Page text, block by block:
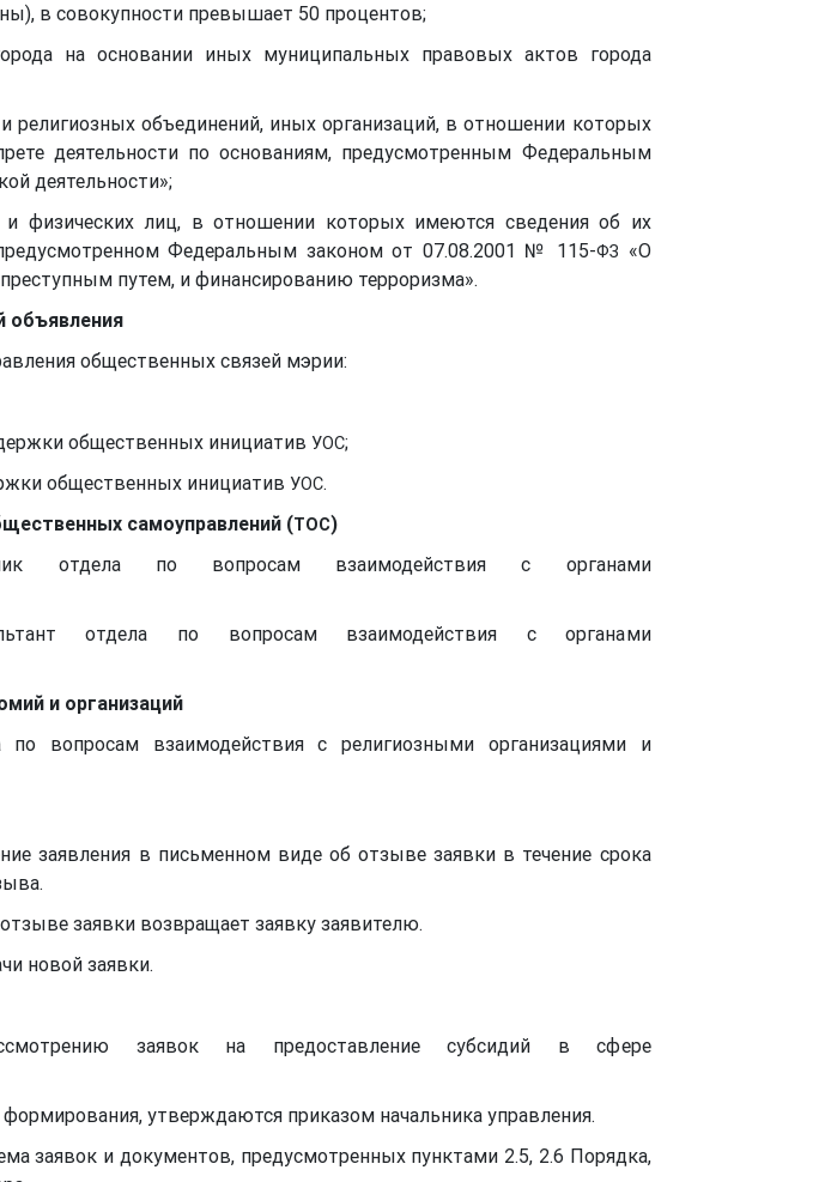
в совокупности превышает 50 процентов;
на основании иных муниципальных правовых актов города
религиозных объединений, иных организаций, в отношении которых
деятельности по основаниям, предусмотренным Федеральным
деятельности»;
и физических лиц, в отношении которых имеются сведения об их
Федеральным законом от 07.08.2001 № 115-ФЗ «О
путем, и финансированию терроризма».
объявления
общественных связей мэрии:
общественных инициатив УОС;
общественных инициатив УОС.
самоуправлений (ТОС)
отдела по вопросам взаимодействия с органами
отдела по вопросам взаимодействия с органами
и организаций
вопросам взаимодействия с религиозными организациями и
заявления в письменном виде об отзыве заявки в течение срока
заявки возвращает заявку заявителю.
новой заявки.
заявок на предоставление субсидий в сфере
утверждаются приказом начальника управления.
заявок и документов, предусмотренных пунктами 2.5, 2.6 Порядка,